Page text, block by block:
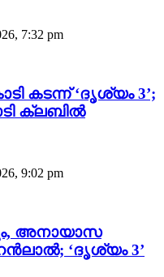
7:32 pm
കടന്ന് ‘ദൃശ്യം 3’;
ക്ലബിൽ
9:02 pm
അനായാസ
‘ദൃശ്യം 3’